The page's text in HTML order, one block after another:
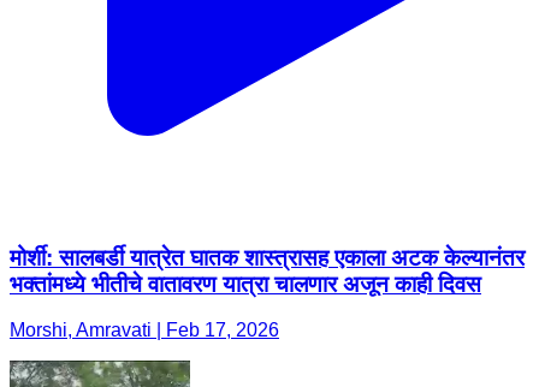
मोर्शी: सालबर्डी यात्रेत घातक शास्त्रासह एकाला अटक केल्यानंतर
भक्तांमध्ये भीतीचे वातावरण यात्रा चालणार अजून काही दिवस
Morshi, Amravati | Feb 17, 2026